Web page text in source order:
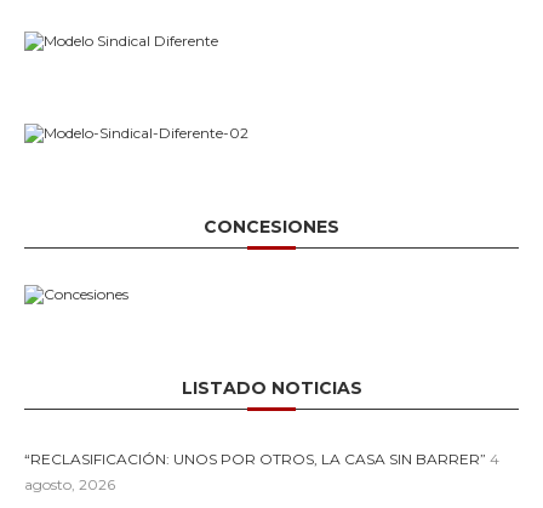
CONCESIONES
LISTADO NOTICIAS
“RECLASIFICACIÓN: UNOS POR OTROS, LA CASA SIN BARRER” 4
agosto, 2026